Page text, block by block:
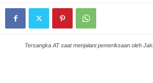
Tersangka AT saat menjalani pemeriksaan oleh